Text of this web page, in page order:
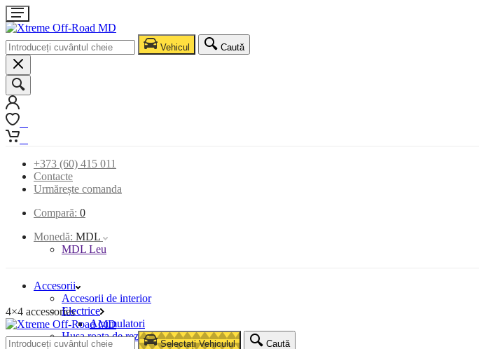
Vehicul Caută
+373 (60) 415 011
Contacte
Urmărește comanda
Compară: 0
Monedă: MDL
MDL Leu
Accesorii
Accesorii de interior
Electrice
Acumulatori
Husa roata de rezerva
4×4 accessories
Selectați Vehiculul Caută